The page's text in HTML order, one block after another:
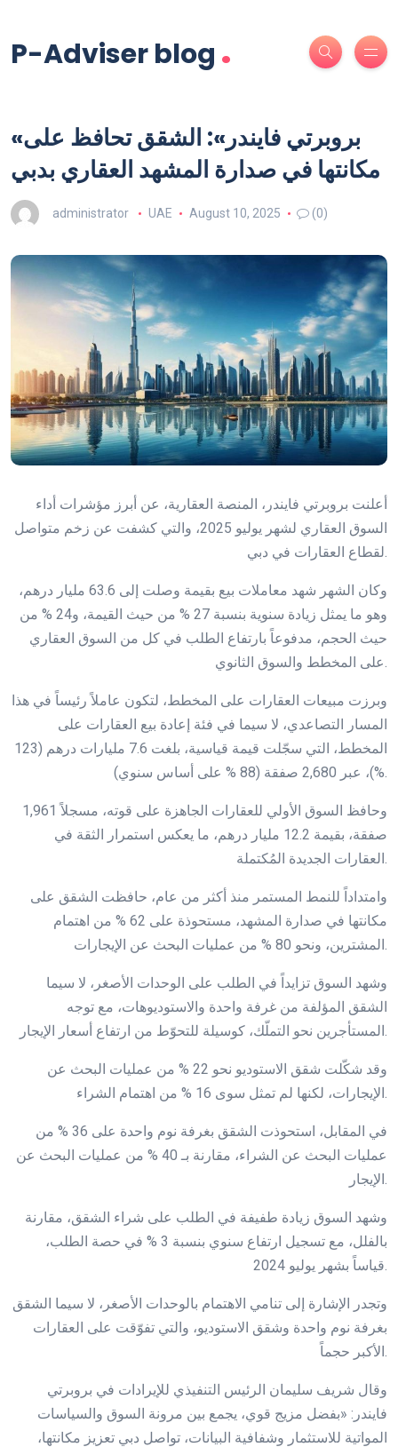
P-Adviser blog .
«بروبرتي فايندر»: الشقق تحافظ على
مكانتها في صدارة المشهد العقاري بدبي
administrator UAE August 10, 2025 (0)
أعلنت بروبرتي فايندر، المنصة العقارية، عن أبرز مؤشرات أداء
السوق العقاري لشهر يوليو 2025، والتي كشفت عن زخم متواصل
لقطاع العقارات في دبي.
وكان الشهر شهد معاملات بيع بقيمة وصلت إلى 63.6 مليار درهم،
وهو ما يمثل زيادة سنوية بنسبة 27 % من حيث القيمة، و24 % من
حيث الحجم، مدفوعاً بارتفاع الطلب في كل من السوق العقاري
على المخطط والسوق الثانوي.
وبرزت مبيعات العقارات على المخطط، لتكون عاملاً رئيساً في هذا
المسار التصاعدي، لا سيما في فئة إعادة بيع العقارات على
المخطط، التي سجّلت قيمة قياسية، بلغت 7.6 مليارات درهم (123
%)، عبر 2,680 صفقة (88 % على أساس سنوي).
وحافظ السوق الأولي للعقارات الجاهزة على قوته، مسجلاً 1,961
صفقة، بقيمة 12.2 مليار درهم، ما يعكس استمرار الثقة في
العقارات الجديدة المُكتملة.
وامتداداً للنمط المستمر منذ أكثر من عام، حافظت الشقق على
مكانتها في صدارة المشهد، مستحوذة على 62 % من اهتمام
المشترين، ونحو 80 % من عمليات البحث عن الإيجارات.
وشهد السوق تزايداً في الطلب على الوحدات الأصغر، لا سيما
الشقق المؤلفة من غرفة واحدة والاستوديوهات، مع توجه
المستأجرين نحو التملّك، كوسيلة للتحوّط من ارتفاع أسعار الإيجار.
وقد شكّلت شقق الاستوديو نحو 22 % من عمليات البحث عن
الإيجارات، لكنها لم تمثل سوى 16 % من اهتمام الشراء.
في المقابل، استحوذت الشقق بغرفة نوم واحدة على 36 % من
عمليات البحث عن الشراء، مقارنة بـ 40 % من عمليات البحث عن
الإيجار.
وشهد السوق زيادة طفيفة في الطلب على شراء الشقق، مقارنة
بالفلل، مع تسجيل ارتفاع سنوي بنسبة 3 % في حصة الطلب،
قياساً بشهر يوليو 2024.
وتجدر الإشارة إلى تنامي الاهتمام بالوحدات الأصغر، لا سيما الشقق
بغرفة نوم واحدة وشقق الاستوديو، والتي تفوّقت على العقارات
الأكبر حجماً.
وقال شريف سليمان الرئيس التنفيذي للإيرادات في بروبرتي
فايندر: «بفضل مزيج قوي، يجمع بين مرونة السوق والسياسات
المواتية للاستثمار وشفافية البيانات، تواصل دبي تعزيز مكانتها،